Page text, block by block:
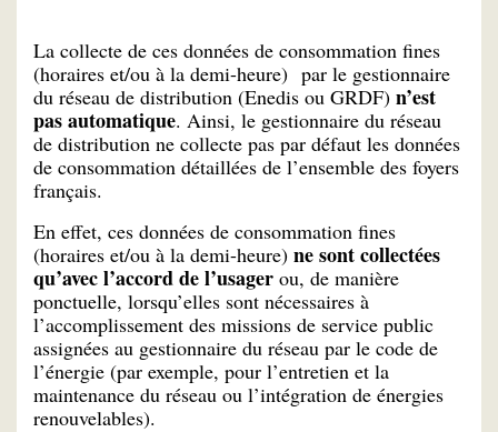
La collecte de ces données de consommation fines
(horaires et/ou à la demi-heure) par le gestionnaire
du réseau de distribution (Enedis ou GRDF) n’est
pas automatique. Ainsi, le gestionnaire du réseau
de distribution ne collecte pas par défaut les données
de consommation détaillées de l’ensemble des foyers
français.
En effet, ces données de consommation fines
(horaires et/ou à la demi-heure) ne sont collectées
qu’avec l’accord de l’usager ou, de manière
ponctuelle, lorsqu’elles sont nécessaires à
l’accomplissement des missions de service public
assignées au gestionnaire du réseau par le code de
l’énergie (par exemple, pour l’entretien et la
maintenance du réseau ou l’intégration de énergies
renouvelables).